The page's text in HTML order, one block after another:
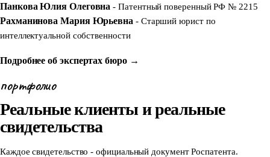
Панкова Юлия Олеговна - Патентный поверенный РФ № 2215
Рахманинова Мария Юрьевна - Старший юрист по
интеллектуальной собственности
Подробнее об экспертах бюро →
портфолио
Реальные клиенты и реальные
свидетельства
Каждое свидетельство - официальный документ Роспатента.